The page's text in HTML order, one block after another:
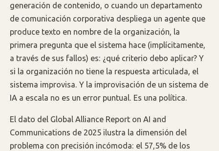
generación de contenido, o cuando un departamento
de comunicación corporativa despliega un agente que
produce texto en nombre de la organización, la
primera pregunta que el sistema hace (implícitamente,
a través de sus fallos) es: ¿qué criterio debo aplicar? Y
si la organización no tiene la respuesta articulada, el
sistema improvisa. Y la improvisación de un sistema de
IA a escala no es un error puntual. Es una política.
El dato del Global Alliance Report on AI and
Communications de 2025 ilustra la dimensión del
problema con precisión incómoda: el 57,5% de los